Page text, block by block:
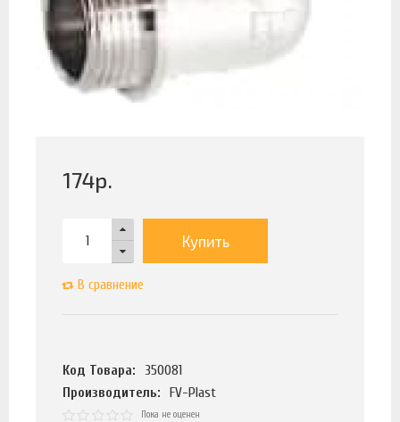
174р.
Купить
В сравнение
Код Товара:
350081
Производитель:
FV-Plast
Пока не оценен